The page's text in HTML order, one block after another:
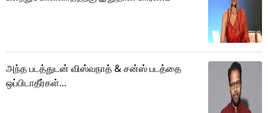
அந்த படத்துடன் விஸ்வநாத் & சன்ஸ் படத்தை
ஒப்பிடாதீர்கள்...